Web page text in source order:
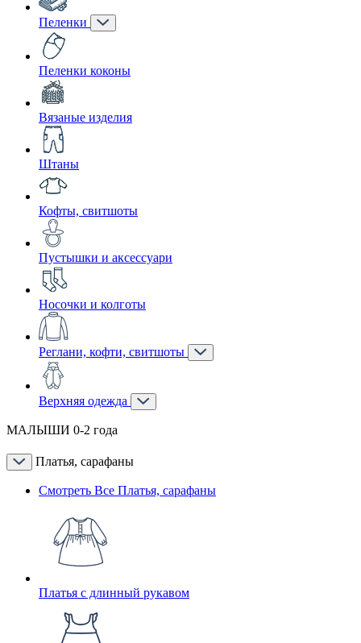
Пеленки
Пеленки коконы
Вязаные изделия
Штаны
Кофты, свитшоты
Пустышки и аксессуари
Носочки и колготы
Реглани, кофти, свитшоты
Верхняя одежда
МАЛЫШИ 0-2 года
Платья, сарафаны
Смотреть Все Платья, сарафаны
Платья с длинный рукавом